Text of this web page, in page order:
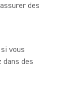
des
vous
des